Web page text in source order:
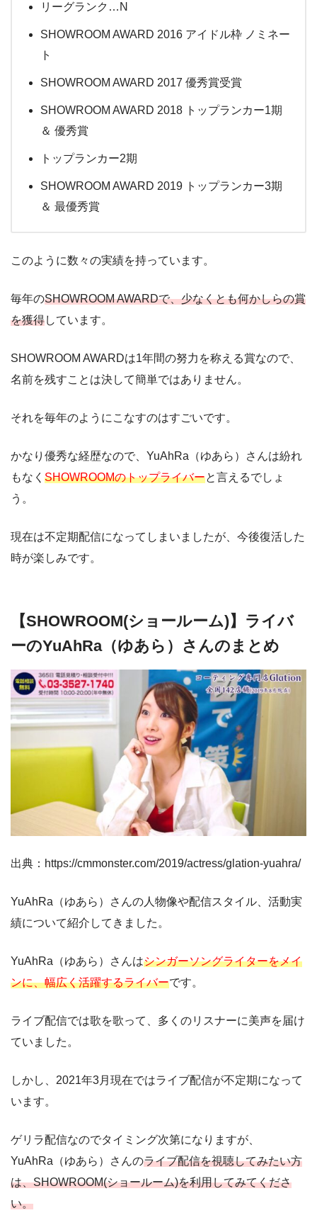
リーグランク…N
SHOWROOM AWARD 2016 アイドル枠 ノミネー
ト
SHOWROOM AWARD 2017 優秀賞受賞
SHOWROOM AWARD 2018 トップランカー1期
＆ 優秀賞
トップランカー2期
SHOWROOM AWARD 2019 トップランカー3期
＆ 最優秀賞
このように数々の実績を持っています。
毎年のSHOWROOM AWARDで、少なくとも何かしらの賞
を獲得しています。
SHOWROOM AWARDは1年間の努力を称える賞なので、
名前を残すことは決して簡単ではありません。
それを毎年のようにこなすのはすごいです。
かなり優秀な経歴なので、YuAhRa（ゆあら）さんは紛れ
もなく SHOWROOMのトップライバーと言えるでしょ
う。
現在は不定期配信になってしまいましたが、今後復活した
時が楽しみです。
【SHOWROOM(ショールーム)】ライバ
ーのYuAhRa（ゆあら）さんのまとめ
出典：https://cmmonster.com/2019/actress/glation-yuahra/
YuAhRa（ゆあら）さんの人物像や配信スタイル、活動実
績について紹介してきました。
YuAhRa（ゆあら）さんはシンガーソングライターをメイ
ンに、幅広く活躍するライバーです。
ライブ配信では歌を歌って、多くのリスナーに美声を届け
ていました。
しかし、2021年3月現在ではライブ配信が不定期になって
います。
ゲリラ配信なのでタイミング次第になりますが、
YuAhRa（ゆあら）さんのライブ配信を視聴してみたい方
は、SHOWROOM(ショールーム)を利用してみてくださ
い。